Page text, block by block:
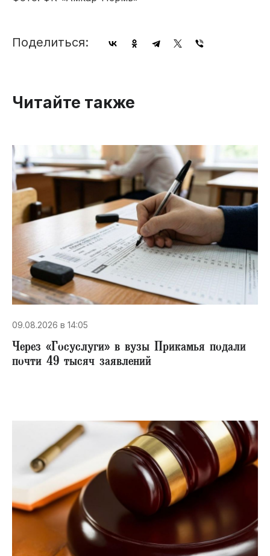
Поделиться:
Читайте также
09.08.2026 в 14:05
Через «Госуслуги» в вузы Прикамья подали
почти 49 тысяч заявлений